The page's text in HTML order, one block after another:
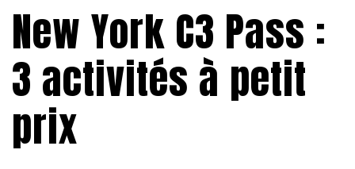
New York C3 Pass :
3 activités à petit
prix